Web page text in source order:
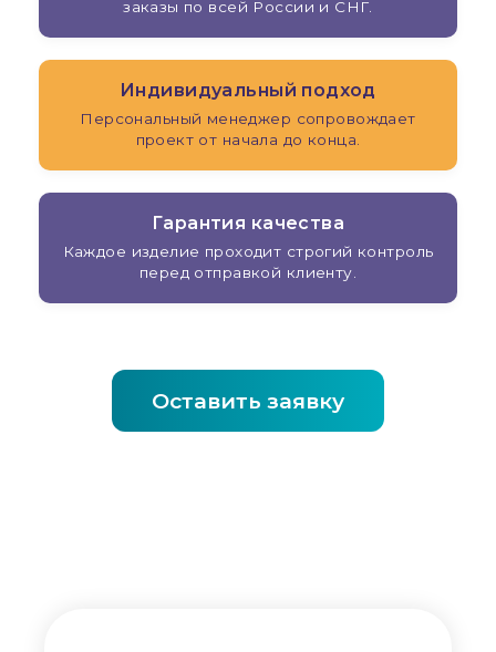
заказы по всей России и СНГ.
Индивидуальный подход
Персональный менеджер сопровождает
проект от начала до конца.
Гарантия качества
Каждое изделие проходит строгий контроль
перед отправкой клиенту.
Оставить заявку